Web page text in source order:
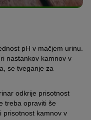
pH v mačjem urinu.
nastankov kamnov v
se tveganje za
odkrije prisotnost
treba opraviti še
prisotnost kamnov v